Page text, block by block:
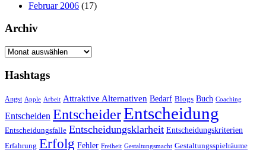
Februar 2006 (17)
Archiv
Archiv
Hashtags
Angst Apple Arbeit Attraktive Alternativen Bedarf Blogs Buch Coaching
Entscheiden EntscheiderEntscheidung
Entscheidungsfalle Entscheidungsklarheit Entscheidungskriterien
Erfahrung Erfolg Fehler Freiheit Gestaltungsmacht Gestaltungsspielräume